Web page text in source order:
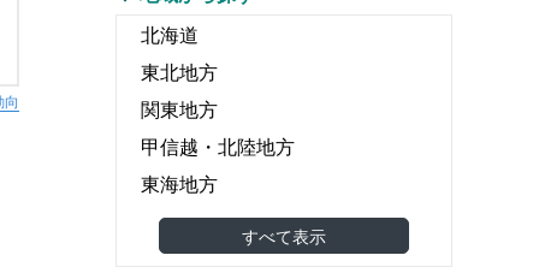
物流・運輸・倉庫
リース・レンタル
飲食(2)
広告・出版・印刷
エンタテイメント関連
食品製造・食品卸(6)
機械・金属・電子部品(6)
北海道
東北地方
関東地方
甲信越・北陸地方
東海地方
関西地方
中国地方
すべて表示